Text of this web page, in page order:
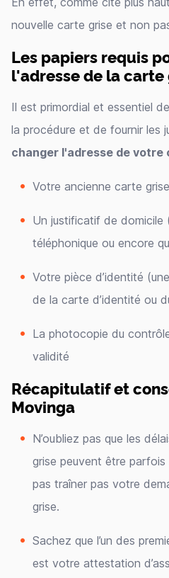
nouvelle carte grise et non
Les papiers requis
l'adresse de la carte
Il est primordial et essentiel
la procédure et de fournir les
changer l'adresse de votre
Votre ancienne carte grise
Un justificatif de domicile
téléphonique ou encore
Votre pièce d’identité
de la carte d’identité ou
La photocopie du
validité
Récapitulatif et
Movinga
N’oubliez pas que les
grise peuvent être parfois
pas traîner pas votre
grise.
Sachez que l’un des
est votre attestation